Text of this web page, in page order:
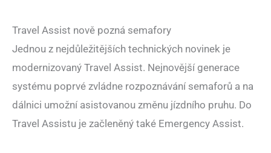
Travel Assist nově pozná semafory
Jednou z nejdůležitějších technických novinek je
modernizovaný Travel Assist. Nejnovější generace
systému poprvé zvládne rozpoznávání semaforů a na
dálnici umožní asistovanou změnu jízdního pruhu. Do
Travel Assistu je začleněný také Emergency Assist.